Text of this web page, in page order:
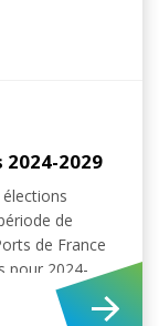
2024-2029
de
de France
pour 2024-